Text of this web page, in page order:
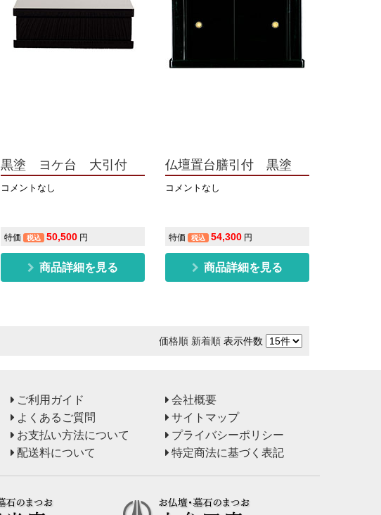
黒塗 ヨケ台 大引付
コメントなし
特価 税込 50,500円
商品詳細を見る
仏壇置台膳引付 黒塗
コメントなし
特価 税込 54,300円
商品詳細を見る
価格順 新着順 表示件数
ご利用ガイド
よくあるご質問
お支払い方法について
配送料について
会社概要
サイトマップ
プライバシーポリシー
特定商法に基づく表記